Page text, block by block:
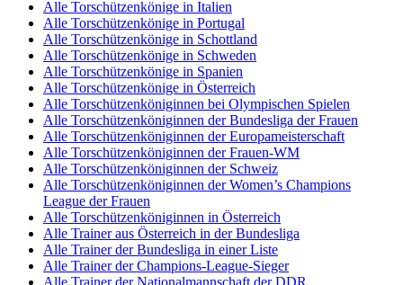
Alle Torschützenkönige in Italien
Alle Torschützenkönige in Portugal
Alle Torschützenkönige in Schottland
Alle Torschützenkönige in Schweden
Alle Torschützenkönige in Spanien
Alle Torschützenkönige in Österreich
Alle Torschützenköniginnen bei Olympischen Spielen
Alle Torschützenköniginnen der Bundesliga der Frauen
Alle Torschützenköniginnen der Europameisterschaft
Alle Torschützenköniginnen der Frauen-WM
Alle Torschützenköniginnen der Schweiz
Alle Torschützenköniginnen der Women’s Champions
League der Frauen
Alle Torschützenköniginnen in Österreich
Alle Trainer aus Österreich in der Bundesliga
Alle Trainer der Bundesliga in einer Liste
Alle Trainer der Champions-League-Sieger
Alle Trainer der Nationalmannschaft der DDR